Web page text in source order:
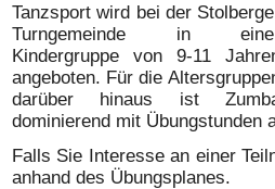
Tanzsport wird bei der
Turngemeinde in
Kindergruppe von 9-11
angeboten. Für die
darüber hinaus ist
dominierend mit Übungstunden
Falls Sie Interesse an einer
anhand des Übungsplanes.